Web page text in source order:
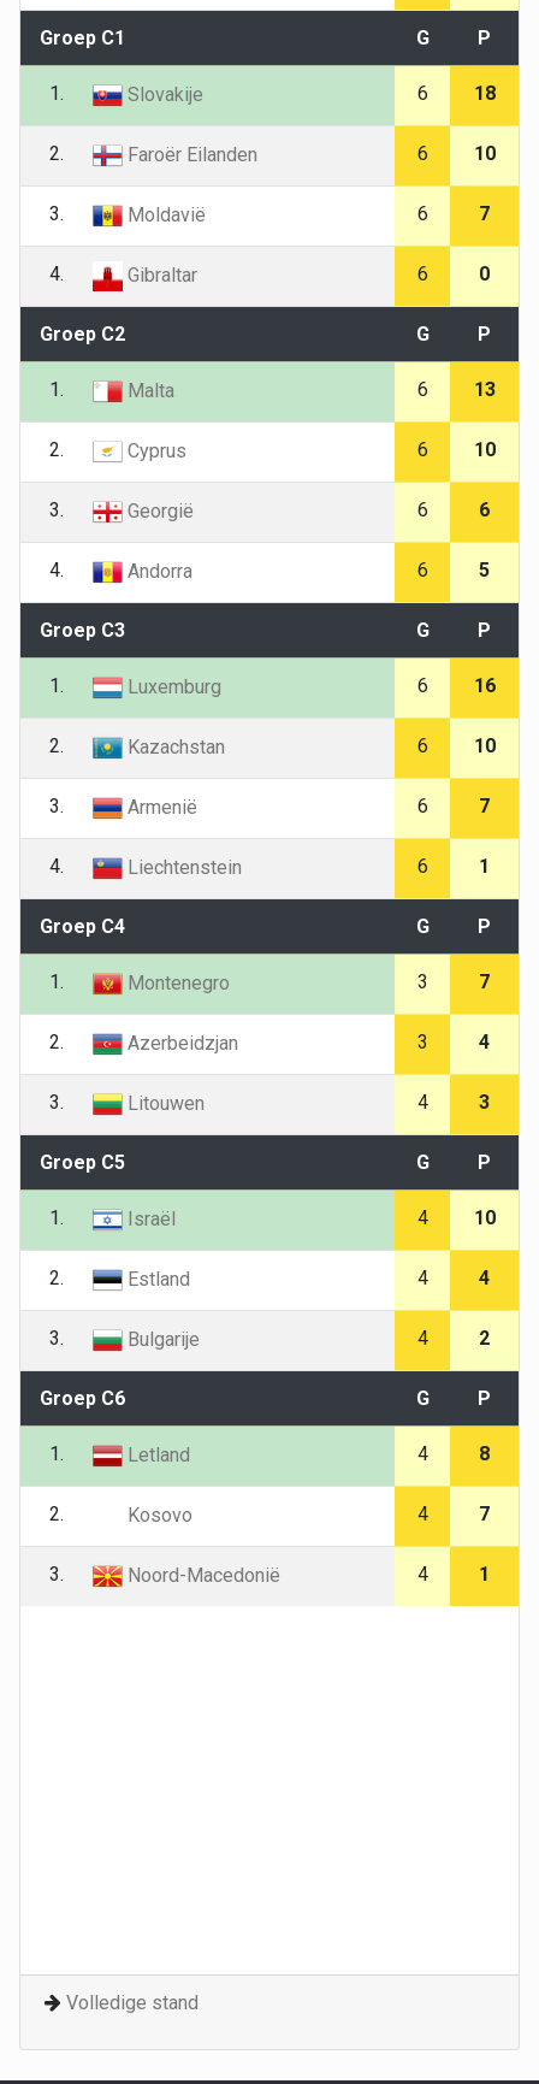
Groep C1 G P
1. Slovakije 6 18
2. Faroër Eilanden 6 10
3. Moldavië 6 7
4. Gibraltar 6 0
Groep C2 G P
1. Malta 6 13
2. Cyprus 6 10
3. Georgië 6 6
4. Andorra 6 5
Groep C3 G P
1. Luxemburg 6 16
2. Kazachstan 6 10
3. Armenië 6 7
4. Liechtenstein 6 1
Groep C4 G P
1. Montenegro 3 7
2. Azerbeidzjan 3 4
3. Litouwen 4 3
Groep C5 G P
1. Israël 4 10
2. Estland 4 4
3. Bulgarije 4 2
Groep C6 G P
1. Letland 4 8
2. Kosovo 4 7
3. Noord-Macedonië 4 1
Volledige stand